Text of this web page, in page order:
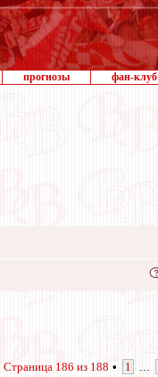
прогнозы фан-клуб
Страница 186 из 188 • 1